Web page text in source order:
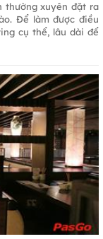
thường xuyên đặt ra
Để làm được điều
cụ thể, lâu dài để